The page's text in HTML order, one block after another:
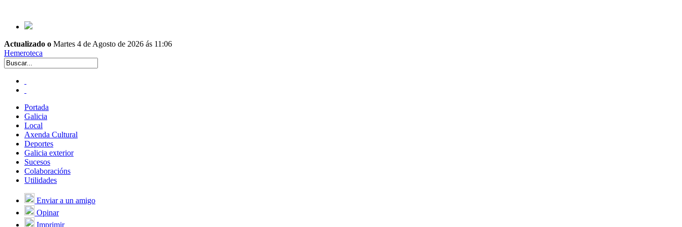
Actualizado o Martes 4 de Agosto de 2026 ás 11:06
Hemeroteca
Portada
Galicia
Local
Axenda Cultural
Deportes
Galicia exterior
Sucesos
Colaboracións
Utilidades
Enviar a un amigo
Opinar
Imprimir